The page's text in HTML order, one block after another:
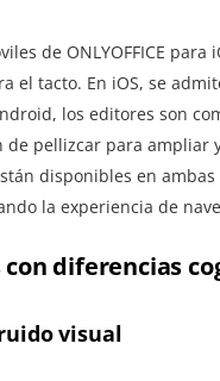
de ONLYOFFICE para
el tacto. En iOS, se
los editores son
de pellizcar para ampliar
disponibles en ambas
la experiencia de
diferencias
visual